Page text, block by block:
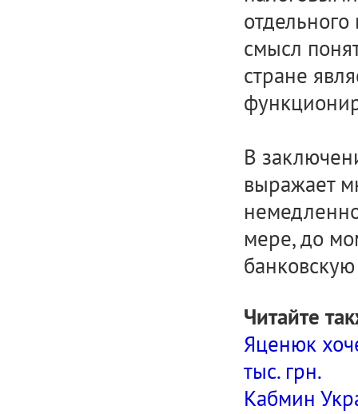
смысл
стране
В
выражает
мере, до
Читайте
Яценюк
тыс. грн.
Кабмин